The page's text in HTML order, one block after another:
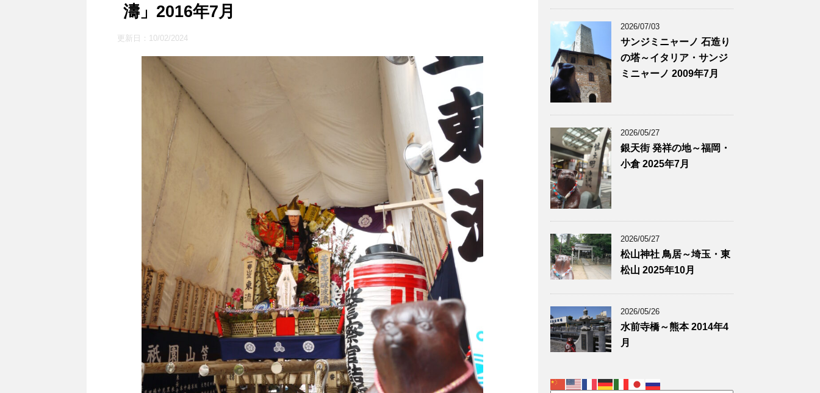
濤」2016年7月
更新日： 10/02/2024
2026/07/03
サンジミニャーノ 石造り
の塔～イタリア・サンジ
ミニャーノ 2009年7月
2026/05/27
銀天街 発祥の地～福岡・
小倉 2025年7月
2026/05/27
松山神社 鳥居～埼玉・東
松山 2025年10月
2026/05/26
水前寺橋～熊本 2014年4
月